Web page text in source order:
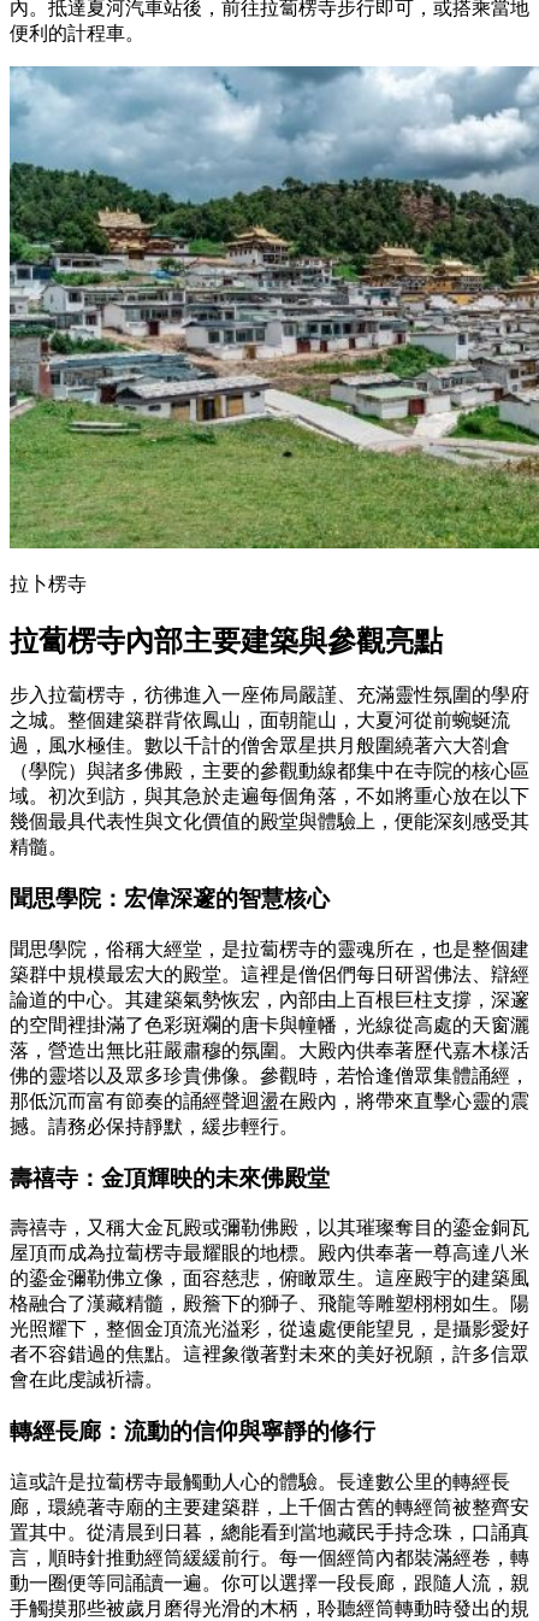
內。抵達夏河汽車站後，前往拉蔔楞寺步行即可，或搭乘當地
便利的計程車。
拉卜楞寺
拉蔔楞寺內部主要建築與參觀亮點
步入拉蔔楞寺，彷彿進入一座佈局嚴謹、充滿靈性氛圍的學府
之城。整個建築群背依鳳山，面朝龍山，大夏河從前蜿蜒流
過，風水極佳。數以千計的僧舍眾星拱月般圍繞著六大劄倉
（學院）與諸多佛殿，主要的參觀動線都集中在寺院的核心區
域。初次到訪，與其急於走遍每個角落，不如將重心放在以下
幾個最具代表性與文化價值的殿堂與體驗上，便能深刻感受其
精髓。
聞思學院：宏偉深邃的智慧核心
聞思學院，俗稱大經堂，是拉蔔楞寺的靈魂所在，也是整個建
築群中規模最宏大的殿堂。這裡是僧侶們每日研習佛法、辯經
論道的中心。其建築氣勢恢宏，內部由上百根巨柱支撐，深邃
的空間裡掛滿了色彩斑斕的唐卡與幢幡，光線從高處的天窗灑
落，營造出無比莊嚴肅穆的氛圍。大殿內供奉著歷代嘉木樣活
佛的靈塔以及眾多珍貴佛像。參觀時，若恰逢僧眾集體誦經，
那低沉而富有節奏的誦經聲迴盪在殿內，將帶來直擊心靈的震
撼。請務必保持靜默，緩步輕行。
壽禧寺：金頂輝映的未來佛殿堂
壽禧寺，又稱大金瓦殿或彌勒佛殿，以其璀璨奪目的鎏金銅瓦
屋頂而成為拉蔔楞寺最耀眼的地標。殿內供奉著一尊高達八米
的鎏金彌勒佛立像，面容慈悲，俯瞰眾生。這座殿宇的建築風
格融合了漢藏精髓，殿簷下的獅子、飛龍等雕塑栩栩如生。陽
光照耀下，整個金頂流光溢彩，從遠處便能望見，是攝影愛好
者不容錯過的焦點。這裡象徵著對未來的美好祝願，許多信眾
會在此虔誠祈禱。
轉經長廊：流動的信仰與寧靜的修行
這或許是拉蔔楞寺最觸動人心的體驗。長達數公里的轉經長
廊，環繞著寺廟的主要建築群，上千個古舊的轉經筒被整齊安
置其中。從清晨到日暮，總能看到當地藏民手持念珠，口誦真
言，順時針推動經筒緩緩前行。每一個經筒內都裝滿經卷，轉
動一圈便等同誦讀一遍。你可以選擇一段長廊，跟隨人流，親
手觸摸那些被歲月磨得光滑的木柄，聆聽經筒轉動時發出的規